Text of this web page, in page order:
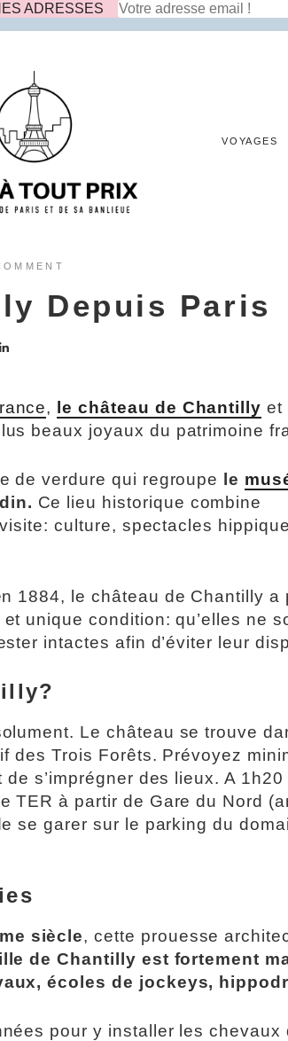
VOYAGES
Depuis Paris
, le château de Chantilly et
beaux joyaux du patrimoine
de verdure qui regroupe le
Ce lieu historique combine
culture, spectacles
1884, le château de Chantilly a
unique condition: qu’elles ne
intactes afin d’éviter leur
Le château se trouve
des Trois Forêts. Prévoyez
s’imprégner des lieux. A 1h20
TER à partir de Gare du Nord
se garer sur le parking du
siècle, cette prouesse
de Chantilly est fortement
écoles de jockeys,
pour y installer les chevaux
ADRESSES